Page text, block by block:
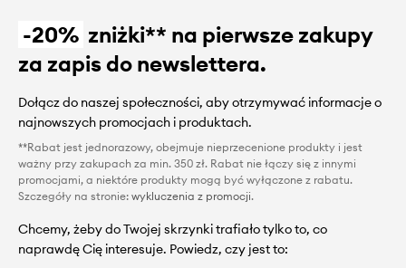
-20% zniżki** na pierwsze zakupy
za zapis do newslettera.
Dołącz do naszej społeczności, aby otrzymywać informacje o
najnowszych promocjach i produktach.
**Rabat jest jednorazowy, obejmuje nieprzecenione produkty i jest
ważny przy zakupach za min. 350 zł. Rabat nie łączy się z innymi
promocjami, a niektóre produkty mogą być wyłączone z rabatu.
Szczegóły na stronie: wykluczenia z promocji.
Chcemy, żeby do Twojej skrzynki trafiało tylko to, co
naprawdę Cię interesuje. Powiedz, czy jest to: